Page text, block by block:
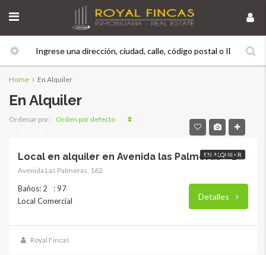
Home En Alquiler
En Alquiler
Ordenar por: Orden por defecto
EN ALQUILERLocal en alquiler en Avenida las Palmeras – Benalmádena RY-17712
Avenida Las Palmeras, 162
Baños: 2
: 97
Local Comercial
Detalles
Royal Fincas